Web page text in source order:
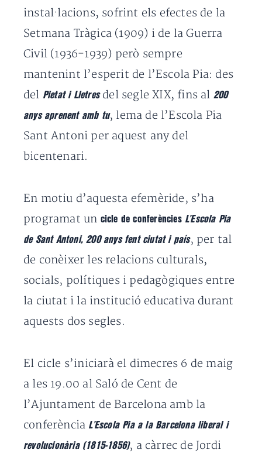
instal·lacions, sofrint els efectes de la
Setmana Tràgica (1909) i de la Guerra
Civil (1936-1939) però sempre
mantenint l’esperit de l’Escola Pia: des
del Pietat i Lletresdel segle XIX, fins al 200
anys aprenent amb tu, lema de l’Escola Pia
Sant Antoni per aquest any del
bicentenari.
En motiu d’aquesta efemèride, s’ha
programat un cicle de conferències L’Escola Pia
de Sant Antoni, 200 anys fent ciutat i país, per tal
de conèixer les relacions culturals,
socials, polítiques i pedagògiques entre
la ciutat i la institució educativa durant
aquests dos segles.
El cicle s’iniciarà el dimecres 6 de maig
a les 19.00 al Saló de Cent de
l’Ajuntament de Barcelona amb la
conferència L’Escola Pia a la Barcelona liberal i
revolucionària (1815-1856), a càrrec de Jordi